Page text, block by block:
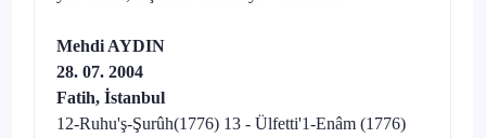
Mehdi AYDIN
28. 07. 2004
Fatih, İstanbul
12-Ruhu'ş-Şurûh(1776) 13 - Ülfetti'1-Enâm (1776)